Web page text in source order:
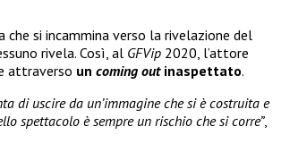
che si incammina verso la rivelazione del
rivela. Così, al GFVip 2020, l’attore
attraverso un coming outinaspettato.
di uscire da un’immagine che si è costruita e
spettacolo è sempre un rischio che si corre”,